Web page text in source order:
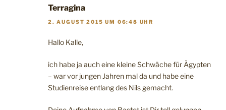
Terragina
2. AUGUST 2015 UM 06:48 UHR
Hallo Kalle,
ich habe ja auch eine kleine Schwäche für Ägypten
– war vor jungen Jahren mal da und habe eine
Studienreise entlang des Nils gemacht.